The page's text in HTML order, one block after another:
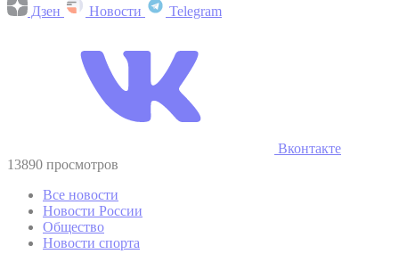
Дзен Новости Telegram
Вконтакте
13890 просмотров
Все новости
Новости России
Общество
Новости спорта